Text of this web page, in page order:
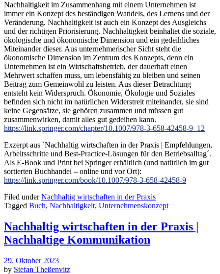
Nachhaltigkeit im Zusammenhang mit einem Unternehmen ist
immer ein Konzept des beständigen Wandels, des Lernens und der
Veränderung. Nachhaltigkeit ist auch ein Konzept des Ausgleichs
und der richtigen Priorisierung. Nachhaltigkeit beinhaltet die soziale,
ökologische und ökonomische Dimension und ein gedeihliches
Miteinander dieser. Aus unternehmerischer Sicht steht die
ökonomische Dimension im Zentrum des Konzepts, denn ein
Unternehmen ist ein Wirtschaftsbetrieb, der dauerhaft einen
Mehrwert schaffen muss, um lebensfähig zu bleiben und seinen
Beitrag zum Gemeinwohl zu leisten. Aus dieser Betrachtung
entsteht kein Widerspruch. Ökonomie, Ökologie und Soziales
befinden sich nicht im natürlichen Widerstreit miteinander, sie sind
keine Gegensätze, sie gehören zusammen und müssen gut
zusammenwirken, damit alles gut gedeihen kann.
https://link.springer.com/chapter/10.1007/978-3-658-42458-9_12
Exzerpt aus `Nachhaltig wirtschaften in der Praxis | Empfehlungen,
Arbeitsschritte und Best-Practice-Lösungen für den Betriebsalltag´.
Als E-Book und Print bei Springer erhältlich (und natürlich im gut
sortierten Buchhandel – online und vor Ort):
https://link.springer.com/book/10.1007/978-3-658-42458-9
Filed underNachhaltig wirtschaften in der Praxis
Tagged Buch, Nachhaltigkeit, Unternehmenskonzept
Nachhaltig wirtschaften in der Praxis |
Nachhaltige Kommunikation
29. Oktober 2023
by Stefan Theßenvitz